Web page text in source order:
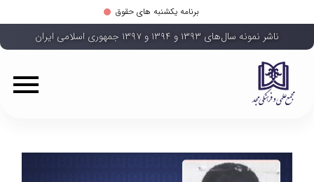
برنامه یکشنبه های حقوق
ناشر نمونه سال‌های ۱۳۹۳ و ۱۳۹۴ و ۱۳۹۷ جمهوری اسلامی ایران